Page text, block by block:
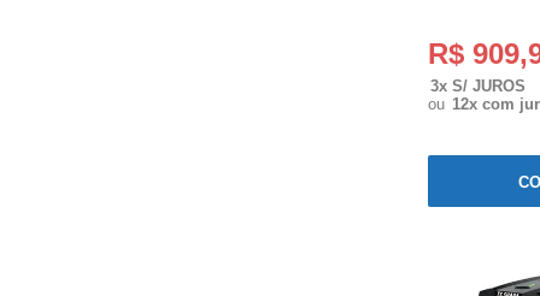
R$
3x S/ JUROS
ou 12x com